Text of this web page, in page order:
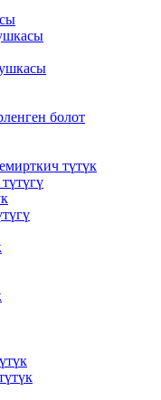
болот
түтүк